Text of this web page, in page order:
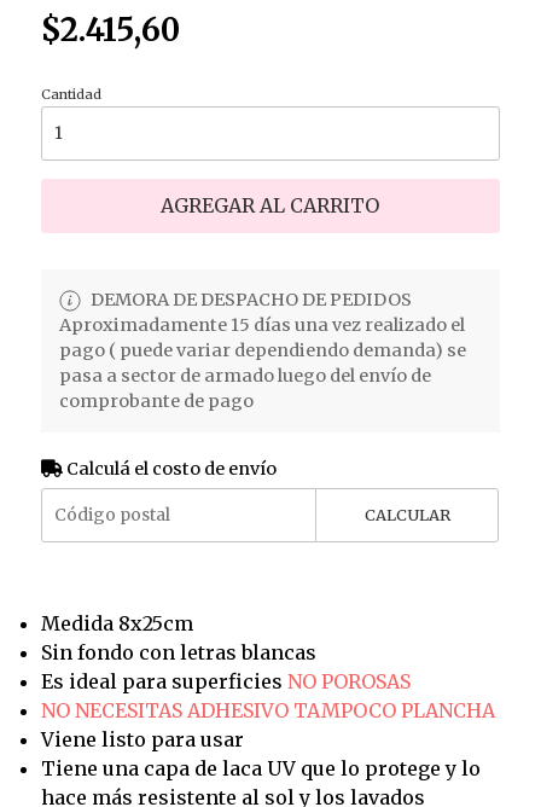
$2.415,60
Cantidad
AGREGAR AL CARRITO
DEMORA DE DESPACHO DE PEDIDOS
Aproximadamente 15 días una vez realizado el
pago ( puede variar dependiendo demanda) se
pasa a sector de armado luego del envío de
comprobante de pago
Calculá el costo de envío
CALCULAR
Medida 8x25cm
Sin fondo con letras blancas
Es ideal para superficies NO POROSAS
NO NECESITAS ADHESIVO TAMPOCO PLANCHA
Viene listo para usar
Tiene una capa de laca UV que lo protege y lo
hace más resistente al sol y los lavados